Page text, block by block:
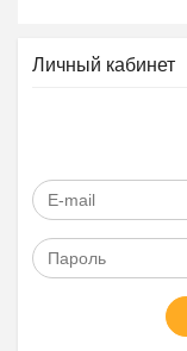
Личный кабинет